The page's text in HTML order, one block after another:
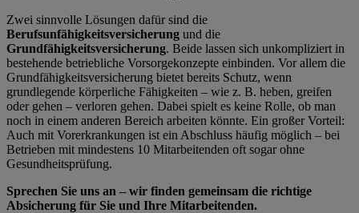
Zwei sinnvolle Lösungen dafür sind die
Berufsunfähigkeitsversicherung und die
Grundfähigkeitsversicherung. Beide lassen sich unkompliziert in
bestehende betriebliche Vorsorgekonzepte einbinden. Vor allem die
Grundfähigkeitsversicherung bietet bereits Schutz, wenn
grundlegende körperliche Fähigkeiten – wie z. B. heben, greifen
oder gehen – verloren gehen. Dabei spielt es keine Rolle, ob man
noch in einem anderen Bereich arbeiten könnte. Ein großer Vorteil:
Auch mit Vorerkrankungen ist ein Abschluss häufig möglich – bei
Betrieben mit mindestens 10 Mitarbeitenden oft sogar ohne
Gesundheitsprüfung.
Sprechen Sie uns an – wir finden gemeinsam die richtige
Absicherung für Sie und Ihre Mitarbeitenden.